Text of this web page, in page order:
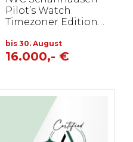
Pilot’s Watch
Timezoner Edition
bis 30. August
16.000,- €